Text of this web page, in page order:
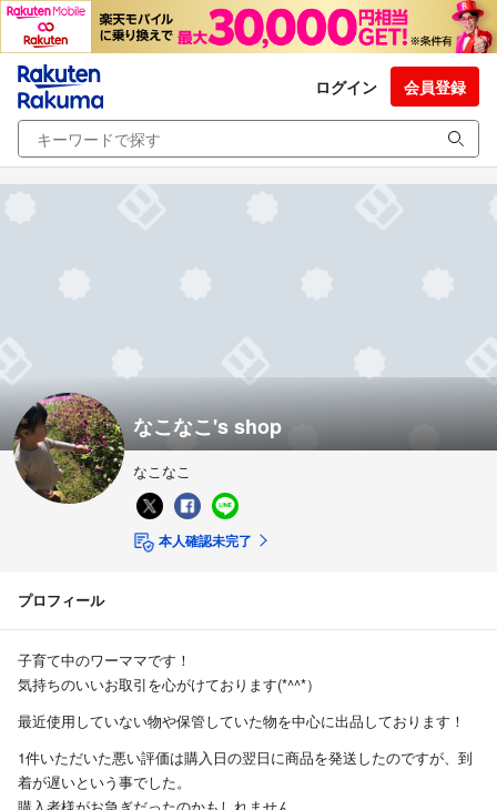
ログイン 会員登録
なこなこ's shop
なこなこ
本人確認未完了
プロフィール
子育て中のワーママです！
気持ちのいいお取引を心がけております(*^^*）
最近使用していない物や保管していた物を中心に出品しております！
1件いただいた悪い評価は購入日の翌日に商品を発送したのですが、到
着が遅いという事でした。
購入者様がお急ぎだったのかもしれません。